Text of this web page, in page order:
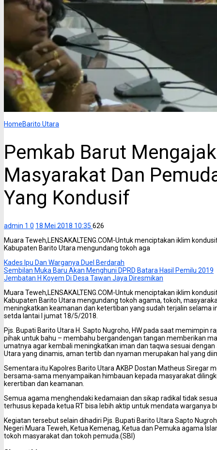
HomeBarito Utara
Pemkab Barut
Masyarakat Dan
Yang Kondusif
admin 1 0 18 Mei 2018 10:35 626
Muara Teweh,LENSAKALTENG.COM-Untuk menciptakan iklim
Kabupaten Barito Utara mengundang tokoh aga
Kades Ipu Dan Warganya Duel Berdarah
Sembilan Muka Baru Akan Menghuni DPRD Batara Hasil Pemilu 2019
Jembatan H Koyem Di Desa Tawan Jaya Diresmikan
Muara Teweh,LENSAKALTENG.COM-Untuk menciptakan iklim
Kabupaten Barito Utara mengundang tokoh agama, tokoh,
meningkatkan keamanan dan ketertiban yang sudah terjalin selama
setda lantai I jumat 18/5/2018.
Pjs. Bupati Barito Utara H. Sapto Nugroho, HW pada saat memimpin
pihak untuk bahu – membahu bergandengan tangan memberikan
umatnya agar kembali meningkatkan iman dan taqwa sesuai
Utara yang dinamis, aman tertib dan nyaman merupakan hal yang
Sementara itu Kapolres Barito Utara AKBP Dostan Matheus Siregar
bersama-sama menyampaikan himbauan kepada masyarakat
kerertiban dan keamanan.
Semua agama menghendaki kedamaian dan sikap radikal tidak
terhusus kepada ketua RT bisa lebih aktip untuk mendata warganya
Kegiatan tersebut selain dihadiri Pjs. Bupati Barito Utara Sapto
Negeri Muara Teweh, Ketua Kemenag, Ketua dan Pemuka agama
tokoh masyarakat dan tokoh pemuda.(SBI)